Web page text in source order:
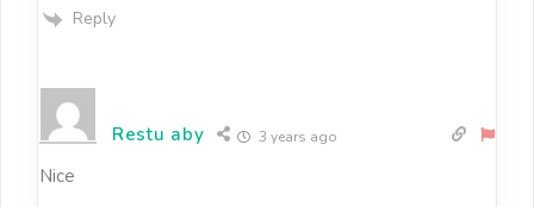
Reply
Restu aby 3 years ago
Nice